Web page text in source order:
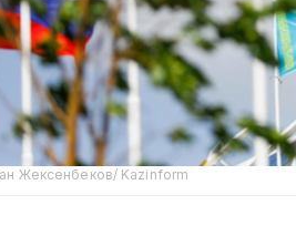
Жексенбеков/ Kazinform